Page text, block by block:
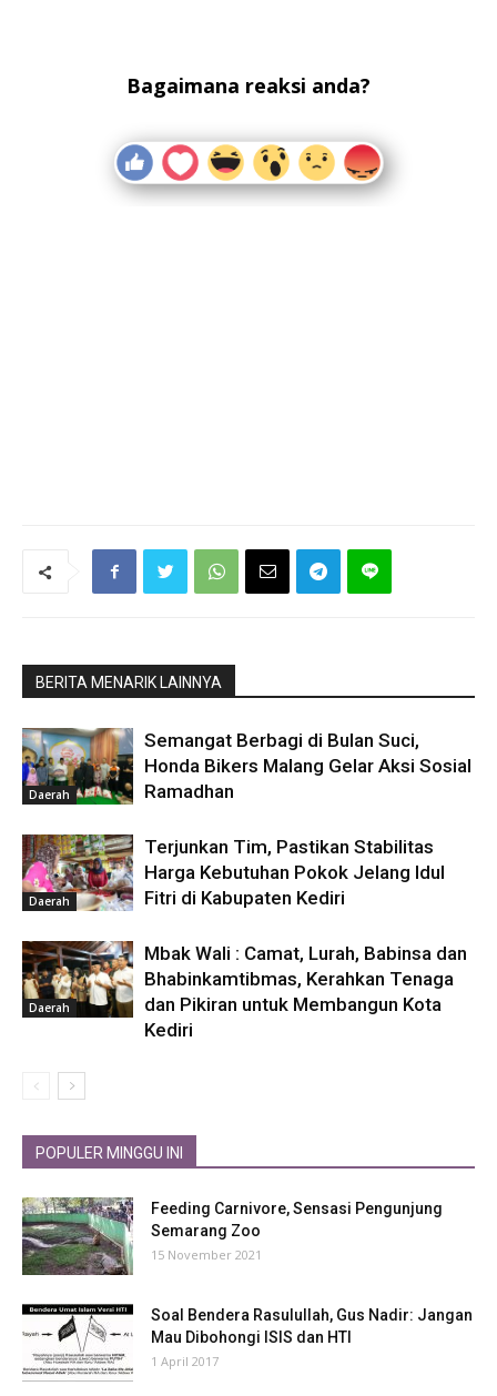
Bagaimana reaksi anda?
BERITA MENARIK LAINNYA
Daerah
Semangat Berbagi di Bulan Suci,
Honda Bikers Malang Gelar Aksi Sosial
Ramadhan
Daerah
Terjunkan Tim, Pastikan Stabilitas
Harga Kebutuhan Pokok Jelang Idul
Fitri di Kabupaten Kediri
Daerah
Mbak Wali : Camat, Lurah, Babinsa dan
Bhabinkamtibmas, Kerahkan Tenaga
dan Pikiran untuk Membangun Kota
Kediri
POPULER MINGGU INI
Feeding Carnivore, Sensasi Pengunjung
Semarang Zoo
15 November 2021
Soal Bendera Rasulullah, Gus Nadir: Jangan
Mau Dibohongi ISIS dan HTI
1 April 2017